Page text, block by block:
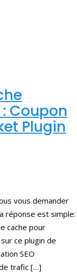
Coupon
Plugin
vous demander
réponse est simple:
cache pour
ce plugin de
SEO
trafic […]